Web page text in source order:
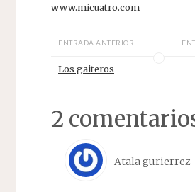
www.micuatro.com
ENTRADA ANTERIOR
Los gaiteros
2
Atala gurierrez